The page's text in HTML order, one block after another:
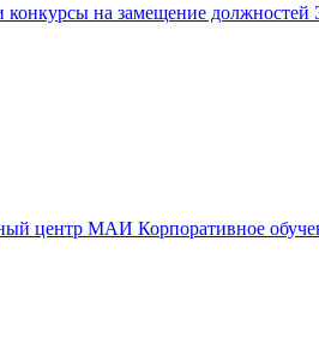
на замещение должностей
центр МАИ Корпоративное